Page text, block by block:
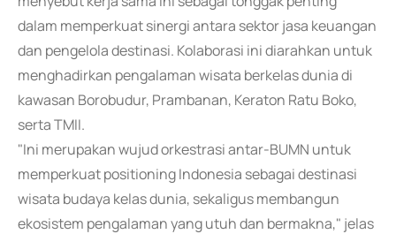
dalam memperkuat sinergi antara sektor jasa keuangan
dan pengelola destinasi. Kolaborasi ini diarahkan untuk
menghadirkan pengalaman wisata berkelas dunia di
kawasan Borobudur, Prambanan, Keraton Ratu Boko,
serta TMII.
"Ini merupakan wujud orkestrasi antar-BUMN untuk
memperkuat positioning Indonesia sebagai destinasi
wisata budaya kelas dunia, sekaligus membangun
ekosistem pengalaman yang utuh dan bermakna," jelas